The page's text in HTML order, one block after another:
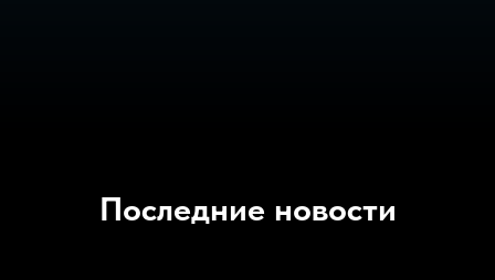
Последние новости